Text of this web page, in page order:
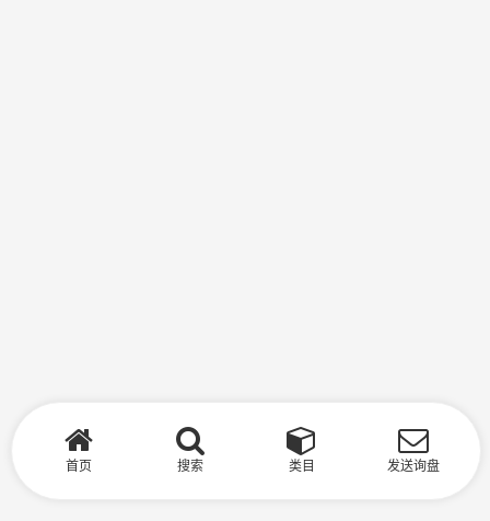
首页 搜索 类目 发送询盘